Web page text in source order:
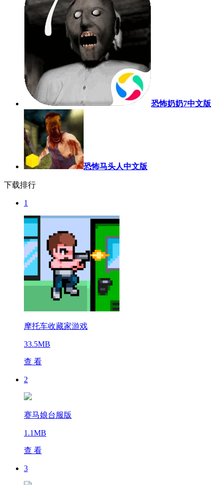
恐怖奶奶7中文版
恐怖马头人中文版
下载排行
1
摩托车收藏家游戏
33.5MB
查 看
2
赛马娘台服版
1.1MB
查 看
3